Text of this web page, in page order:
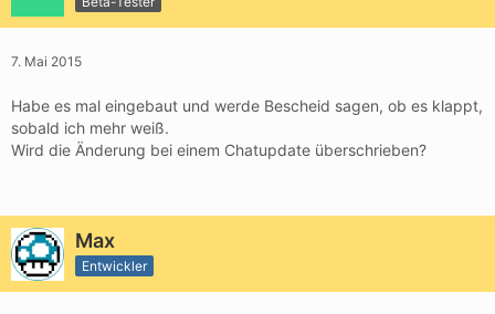
7. Mai 2015
Habe es mal eingebaut und werde Bescheid sagen, ob es klappt,
sobald ich mehr weiß.
Wird die Änderung bei einem Chatupdate überschrieben?
Max
Entwickler